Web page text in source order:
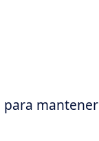
mantener